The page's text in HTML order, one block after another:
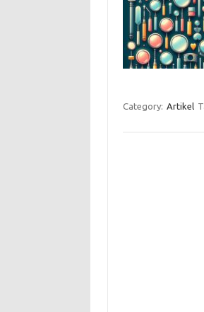
Category: Artikel